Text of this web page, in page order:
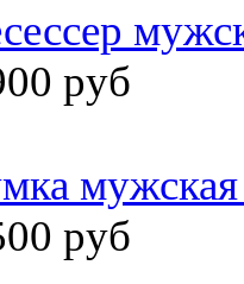
руб
руб